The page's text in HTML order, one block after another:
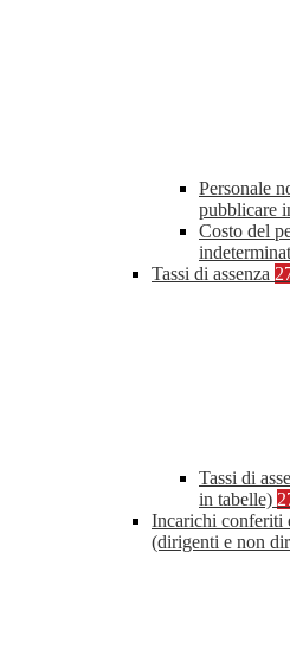
Personale
pubblicare
Costo del
Tassi di assenza
Tassi di
in tabelle)
Incarichi conferiti
(dirigenti e non